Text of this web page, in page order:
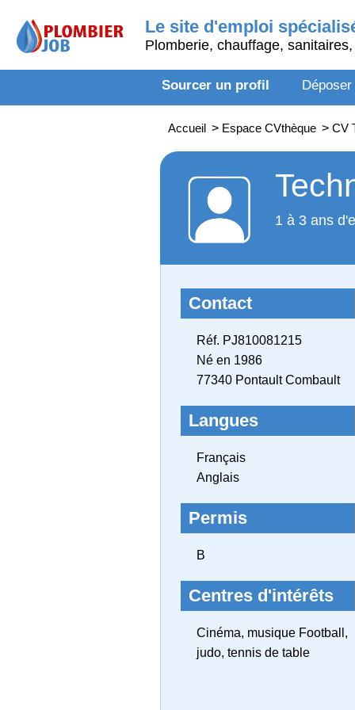
Le site d'emploi
Plomberie, chauffage,
Sourcer un profil
Accueil > Espace CVthèque > CV
1 à 3 ans
Contact
Réf. PJ810081215
Né en 1986
77340 Pontault Combault
Langues
Français
Anglais
Permis
B
Centres d'intérêts
Cinéma, musique Football,
judo, tennis de table